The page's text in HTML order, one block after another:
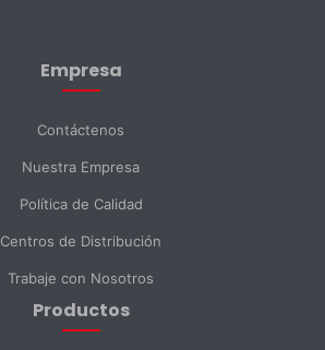
Empresa
Contáctenos
Nuestra Empresa
Política de Calidad
Centros de Distribución
Trabaje con Nosotros
Productos